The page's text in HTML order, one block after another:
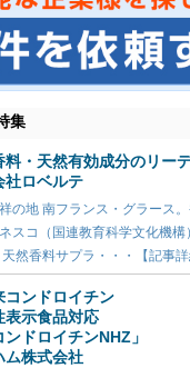
集
料・天然有効成分のリー
社ロベルテ
の地 南フランス・グラース
スコ（国連教育科学文化機
然香料サプラ・・・【記事詳
コンドロイチン
表示食品対応
ンドロイチンNHZ」
ム株式会社